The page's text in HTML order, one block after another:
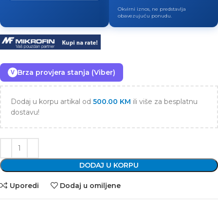
Okvirni iznos, ne predstavlja
obavezujuću ponudu.
V Brza provjera stanja (Viber)
Dodaj u korpu artikal od 500.00 KM ili više za besplatnu
dostavu!
DODAJ U KORPU
Uporedi Dodaj u omiljene